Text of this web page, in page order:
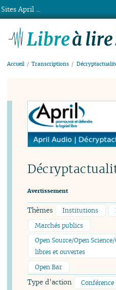
Accueil Transcriptions
Avertissement
Thèmes Institutions
Marchés publics
Open Source/Open
libres et ouvertes
Open Bar
Type d’action Conférence
Sites April ...